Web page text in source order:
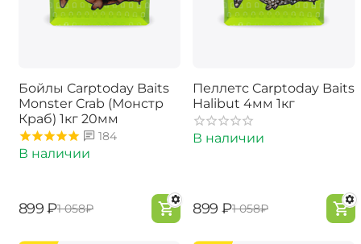
Бойлы Carptoday Baits
Monster Crab (Монстр
Краб) 1кг 20мм
184
В наличии
‍899‍ ₽‍1 058‍₽
Пеллетс Carptoday Baits
Halibut 4мм 1кг
В наличии
‍899‍ ₽‍1 058‍₽